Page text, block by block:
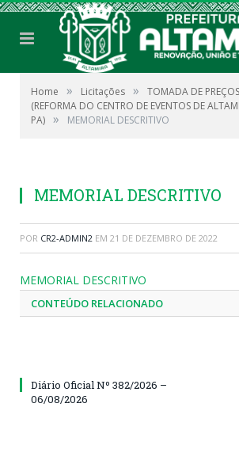
Home » Licitações »
TOMADA DE
(REFORMA DO CENTRO DE EVENTOS DE
PA) » MEMORIAL DESCRITIVO
MEMORIAL DESCRITIVO
POR CR2-ADMIN2 EM 21 DE DEZEMBRO DE 2022
MEMORIAL DESCRITIVO
CONTEÚDO RELACIONADO
Diário Oficial Nº 382/2026 –
06/08/2026